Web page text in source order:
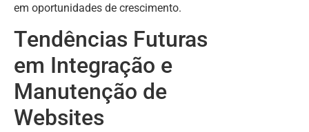
em oportunidades de crescimento.
Tendências Futuras
em Integração e
Manutenção de
Websites